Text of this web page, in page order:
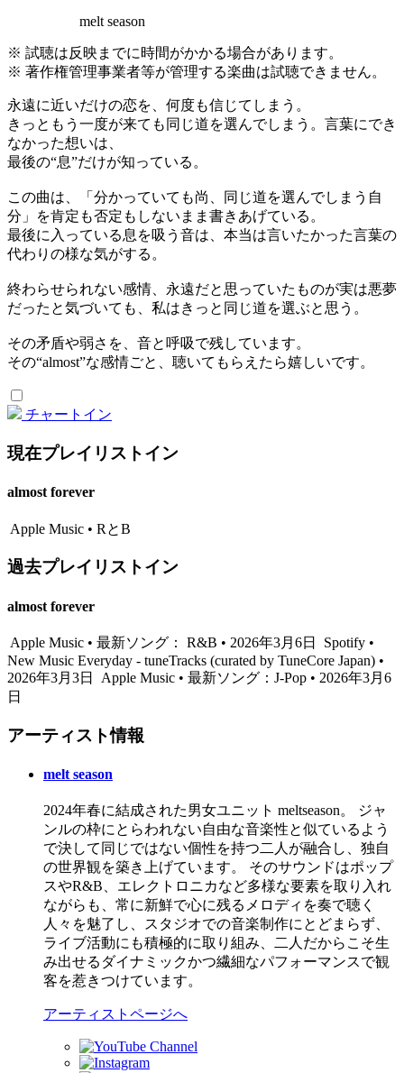
melt season
※ 試聴は反映までに時間がかかる場合があります。
※ 著作権管理事業者等が管理する楽曲は試聴できません。
永遠に近いだけの恋を、何度も信じてしまう。
きっともう一度が来ても同じ道を選んでしまう。言葉にでき
なかった想いは、
最後の“息”だけが知っている。
この曲は、「分かっていても尚、同じ道を選んでしまう自
分」を肯定も否定もしないまま書きあげている。
最後に入っている息を吸う音は、本当は言いたかった言葉の
代わりの様な気がする。
終わらせられない感情、永遠だと思っていたものが実は悪夢
だったと気づいても、私はきっと同じ道を選ぶと思う。
その矛盾や弱さを、音と呼吸で残しています。
その“almost”な感情ごと、聴いてもらえたら嬉しいです。
チャートイン
現在プレイリストイン
almost forever
Apple Music • RとB
過去プレイリストイン
almost forever
Apple Music • 最新ソング： R&B • 2026年3月6日
Spotify •
New Music Everyday - tuneTracks (curated by TuneCore Japan) •
2026年3月3日
Apple Music • 最新ソング：J-Pop • 2026年3月6
日
アーティスト情報
melt season
2024年春に結成された男女ユニット meltseason。 ジャ
ンルの枠にとらわれない自由な音楽性と似ているよう
で決して同じではない個性を持つ二人が融合し、独自
の世界観を築き上げています。 そのサウンドはポップ
スやR&B、エレクトロニカなど多様な要素を取り入れ
ながらも、常に新鮮で心に残るメロディを奏で聴く
人々を魅了し、スタジオでの音楽制作にとどまらず、
ライブ活動にも積極的に取り組み、二人だからこそ生
み出せるダイナミックかつ繊細なパフォーマンスで観
客を惹きつけています。
アーティストページへ